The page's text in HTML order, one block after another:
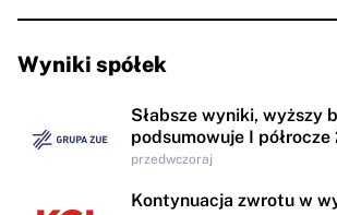
Wyniki spółek
Słabsze wyniki, wyższy
podsumowuje I półrocze
przedwczoraj
Kontynuacja zwrotu w